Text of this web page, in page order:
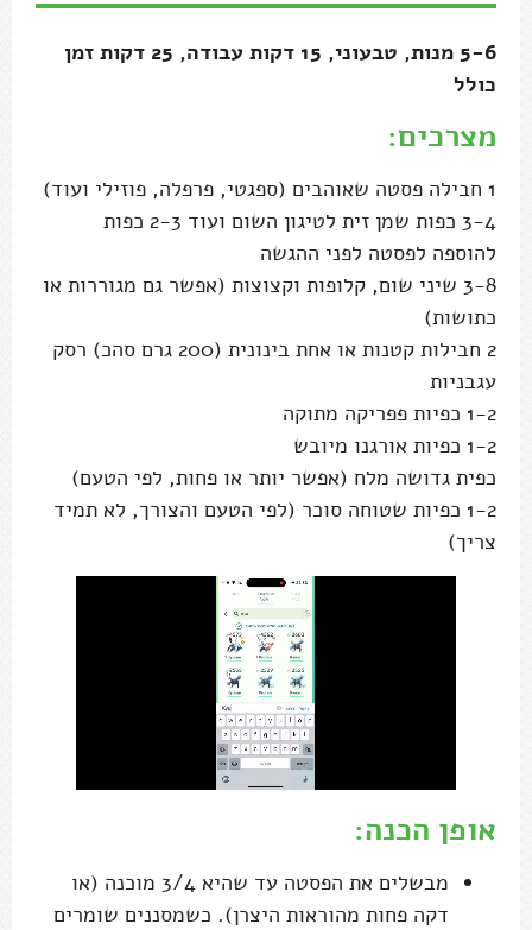
5-6 מנות, טבעוני, 15 דקות עבודה, 25 דקות זמן
כולל
מצרכים:
1 חבילה פסטה שאוהבים (ספגטי, פרפלה, פוזילי ועוד)
3-4 כפות שמן זית לטיגון השום ועוד 2-3 כפות
להוספה לפסטה לפני ההגשה
3-8 שיני שום, קלופות וקצוצות (אפשר גם מגוררות או
כתושות)
2 חבילות קטנות או אחת בינונית (200 גרם סהכ) רסק
עגבניות
1-2 כפיות פפריקה מתוקה
1-2 כפיות אורגנו מיובש
כפית גדושה מלח (אפשר יותר או פחות, לפי הטעם)
1-2 כפיות שטוחה סוכר (לפי הטעם והצורך, לא תמיד
צריך)
אופן הכנה:
מבשלים את הפסטה עד שהיא 3/4 מוכנה (או
דקה פחות מהוראות היצרן). כשמסננים שומרים